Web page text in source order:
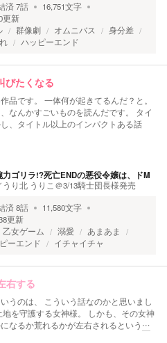
済7話 16,751文字
更新
群像劇 オムニバス
身分差
ハッピーエンド
びたくなる
品です。 一体何が起きてるんだ？と。
なんかすごいものを読んだです。 タイ
、タイトル以上のインパクトある話
力ゴリラ!?死亡ENDの悪役令嬢は、ドM
うり北 うりこ＠3/13騎士団長様発売
済8話 11,580文字
更新
乙女ゲーム 溺愛
あまあま
ーエンド イチャイチャ
右する
うのは、 こういう話なのかと思いまし
を守護する女神様。 しかも、その女神
なるか荒れるかが左右されるという …